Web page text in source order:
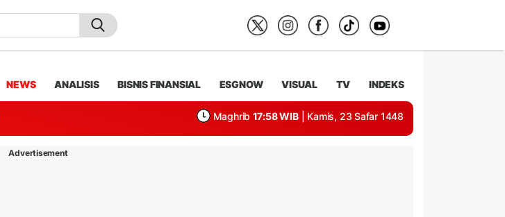
NEWS ANALISIS BISNIS FINANSIAL ESGNOW VISUAL TV INDEKS
Maghrib 17:58 WIB | Kamis, 23 Safar 1448
Advertisement